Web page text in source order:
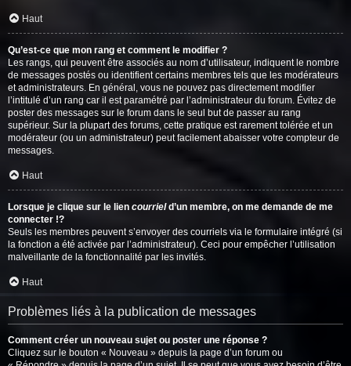
Haut
Qu’est-ce que mon rang et comment le modifier ?
Les rangs, qui peuvent être associés au nom d’utilisateur, indiquent le nombre
de messages postés ou identifient certains membres tels que les modérateurs
et administrateurs. En général, vous ne pouvez pas directement modifier
l’intitulé d’un rang car il est paramétré par l’administrateur du forum. Évitez de
poster des messages sur le forum dans le seul but de passer au rang
supérieur. Sur la plupart des forums, cette pratique est rarement tolérée et un
modérateur (ou un administrateur) peut facilement abaisser votre compteur de
messages.
Haut
Lorsque je clique sur le lien courrield’un membre, on me demande de me
connecter !?
Seuls les membres peuvent s’envoyer des courriels via le formulaire intégré (si
la fonction a été activée par l’administrateur). Ceci pour empêcher l’utilisation
malveillante de la fonctionnalité par les invités.
Haut
Problèmes liés à la publication de messages
Comment créer un nouveau sujet ou poster une réponse ?
Cliquez sur le bouton « Nouveau » depuis la page d’un forum ou